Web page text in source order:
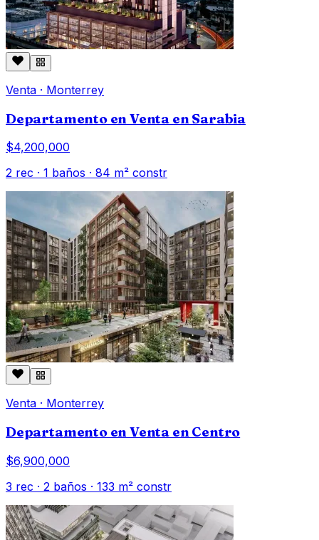
Venta · Monterrey
Departamento en Venta en Sarabia
$4,200,000
2 rec · 1 baños · 84 m² constr
Venta · Monterrey
Departamento en Venta en Centro
$6,900,000
3 rec · 2 baños · 133 m² constr